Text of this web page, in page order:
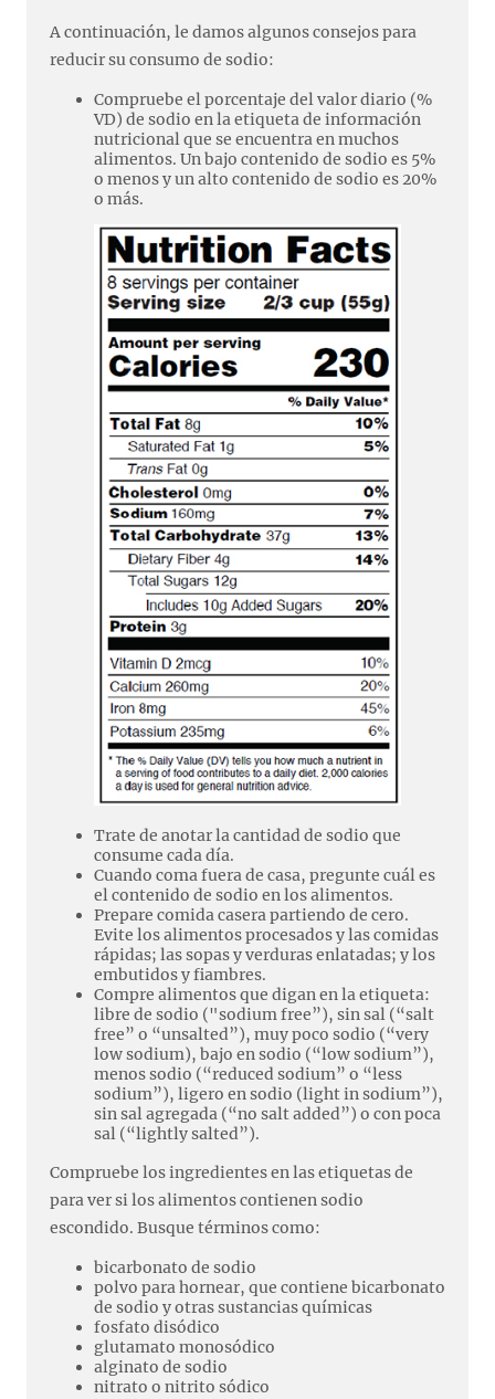
A continuación, le damos algunos consejos para
reducir su consumo de sodio:
Compruebe el porcentaje del valor diario (%
VD) de sodio en la etiqueta de información
nutricional que se encuentra en muchos
alimentos. Un bajo contenido de sodio es 5%
o menos y un alto contenido de sodio es 20%
o más.
Trate de anotar la cantidad de sodio que
consume cada día.
Cuando coma fuera de casa, pregunte cuál es
el contenido de sodio en los alimentos.
Prepare comida casera partiendo de cero.
Evite los alimentos procesados y las comidas
rápidas; las sopas y verduras enlatadas; y los
embutidos y fiambres.
Compre alimentos que digan en la etiqueta:
libre de sodio ("sodium free”), sin sal (“salt
free” o “unsalted”), muy poco sodio (“very
low sodium), bajo en sodio (“low sodium”),
menos sodio (“reduced sodium” o “less
sodium”), ligero en sodio (light in sodium”),
sin sal agregada (“no salt added”) o con poca
sal (“lightly salted”).
Compruebe los ingredientes en las etiquetas de
para ver si los alimentos contienen sodio
escondido. Busque términos como:
bicarbonato de sodio
polvo para hornear, que contiene bicarbonato
de sodio y otras sustancias químicas
fosfato disódico
glutamato monosódico
alginato de sodio
nitrato o nitrito sódico